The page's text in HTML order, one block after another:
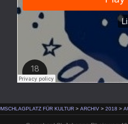
FÜR KULTUR > ARCHIV > 2018 >